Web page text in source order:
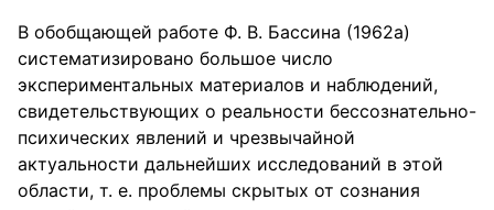
В обобщающей работе Ф. В. Бассина (1962а)
систематизировано большое число
экспериментальных материалов и наблюдений,
свидетельствующих о реальности бессознательно-
психических явлений и чрезвычайной
актуальности дальнейших исследований в этой
области, т. е. проблемы скрытых от сознания